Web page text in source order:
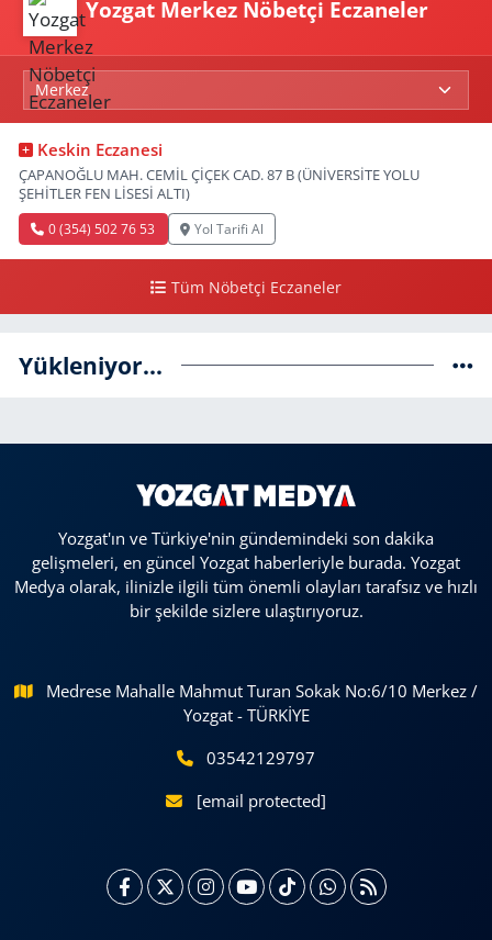
Yozgat Merkez Nöbetçi Eczaneler
Keskin Eczanesi
ÇAPANOĞLU MAH. CEMİL ÇİÇEK CAD. 87 B (ÜNİVERSİTE YOLU
ŞEHİTLER FEN LİSESİ ALTI)
0 (354) 502 76 53 Yol Tarifi Al
Tüm Nöbetçi Eczaneler
Yükleniyor...
Yozgat'ın ve Türkiye'nin gündemindeki son dakika
gelişmeleri, en güncel Yozgat haberleriyle burada. Yozgat
Medya olarak, ilinizle ilgili tüm önemli olayları tarafsız ve hızlı
bir şekilde sizlere ulaştırıyoruz.
Medrese Mahalle Mahmut Turan Sokak No:6/10 Merkez /
Yozgat - TÜRKİYE
03542129797
[email protected]